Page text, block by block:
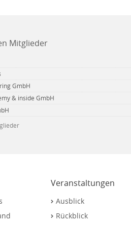
Mitglieder
GmbH
& inside GmbH
Veranstaltungen
Ausblick
Rückblick